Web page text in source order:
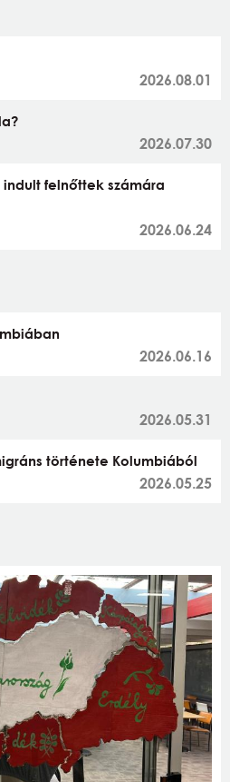
2026.08.01
2026.07.30
felnőttek számára
2026.06.24
2026.06.16
2026.05.31
története Kolumbiából
2026.05.25